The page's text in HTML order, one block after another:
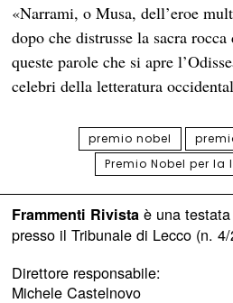
«Narrami, o Musa, dell’eroe
dopo che distrusse la sacra
queste parole che si apre
celebri della letteratura
premio nobel
Premio Nobel per la
Frammenti Rivistaè una
presso il Tribunale di Lecco (n.
Direttore responsabile:
Michele Castelnovo